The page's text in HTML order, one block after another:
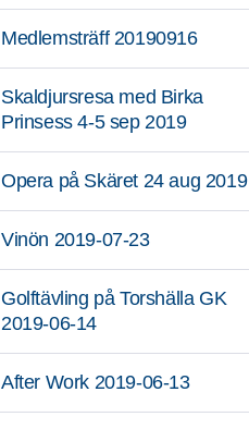
Medlemsträff 20190916
Skaldjursresa med Birka
Prinsess 4-5 sep 2019
Opera på Skäret 24 aug 2019
Vinön 2019-07-23
Golftävling på Torshälla GK
2019-06-14
After Work 2019-06-13